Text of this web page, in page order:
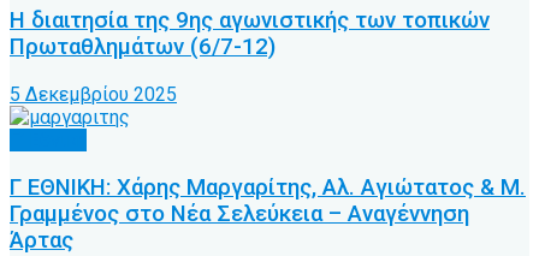
Η διαιτησία της 9ης αγωνιστικής των τοπικών
Πρωταθλημάτων (6/7-12)
5 Δεκεμβρίου 2025
Γ ΕΘΝΙΚΗ: Χάρης Μαργαρίτης, Αλ. Αγιώτατος & Μ.
Γραμμένος στο Νέα Σελεύκεια – Αναγέννηση
Άρτας